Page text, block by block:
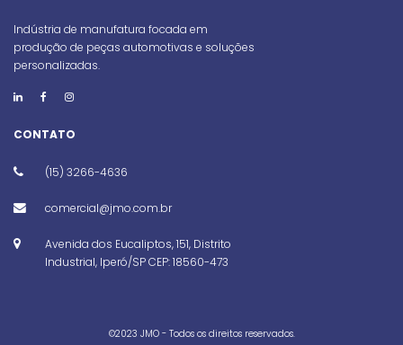
Indústria de manufatura focada em
produção de peças automotivas e soluções
personalizadas.
CONTATO
(15) 3266-4636
comercial@jmo.com.br
Avenida dos Eucaliptos, 151, Distrito
Industrial, Iperó/SP CEP: 18560-473
©️2023 JMO - Todos os direitos reservados.